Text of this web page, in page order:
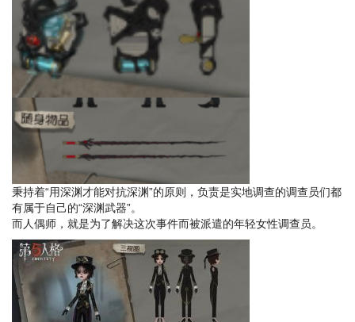
秉持着“用深渊才能对抗深渊”的原则，负责是实地调查的调查员们都
有属于自己的“深渊武器”。
而人偶师，就是为了解决这次事件而被派遣的年轻女性调查员。